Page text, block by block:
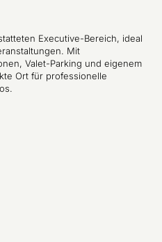
Executive-Bereich, ideal
Mit
Valet-Parking und eigenem
Ort für professionelle